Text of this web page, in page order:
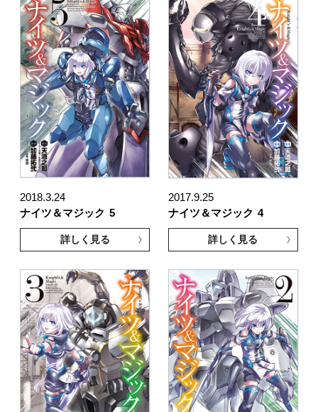
2018.3.24
ナイツ＆マジック 5
詳しく見る
2017.9.25
ナイツ＆マジック 4
詳しく見る